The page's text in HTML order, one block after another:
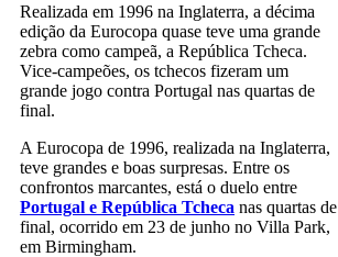
Realizada em 1996 na Inglaterra, a décima
edição da Eurocopa quase teve uma grande
zebra como campeã, a República Tcheca.
Vice-campeões, os tchecos fizeram um
grande jogo contra Portugal nas quartas de
final.
A Eurocopa de 1996, realizada na Inglaterra,
teve grandes e boas surpresas. Entre os
confrontos marcantes, está o duelo entre
Portugal e República Tcheca nas quartas de
final, ocorrido em 23 de junho no Villa Park,
em Birmingham.